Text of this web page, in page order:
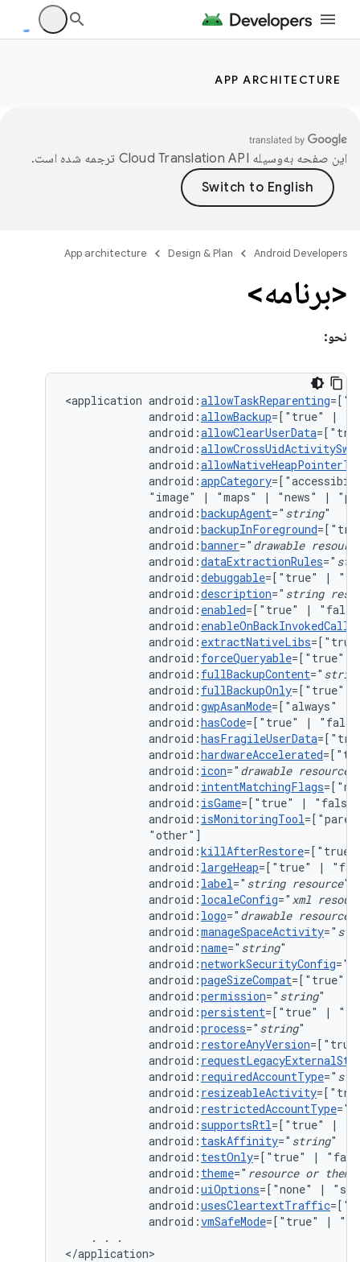
APP ARCHITECTURE
این صفحه به‌وسیله ترجمه شده است.
Android Developers
Design & Plan
App architecture
<برنامه>
نحو:
<application android:allowTaskReparenting
android:allowBackup=["true"
|
android:allowClearUserData
android:
android:
android:appCategory
"image"
| "maps" | "news" |
android:backupAgent=" string
android:backupInForeground
android:banner=" drawable
android:dataExtractionRules="
android:debuggable=["true"
|
android:description=" string
android: enabled=["true"
|
android:
android: extractNativeLibs
android: forceQueryable=["true"
android: fullBackupContent="
android: fullBackupOnly=["true"
android:gwpAsanMode=["always"
android:hasCode=["true"
|
android:hasFragileUserData
android:hardwareAccelerated
android: icon=" drawable resource
android: intentMatchingFlags
android: isGame=["true"
|
android: isMonitoringTool
android:killAfterRestore=["true"
android: largeHeap=["true"
|
android: label=" string resource
android: localeConfig=" xml
android: logo=" drawable resource
android:manageSpaceActivity="
android:name=" string
android:networkSecurityConfig="
android:pageSizeCompat=["true"
android:permission=" string
android:persistent=["true"
|
android:process=" string
android: restoreAnyVersion
android:
android: requiredAccountType="
android: resizeableActivity
android: restrictedAccountType="
android:supportsRtl=["true"
|
android: taskAffinity=" string
android: testOnly=["true"
|
android: theme=" resource or theme
android:uiOptions=["none"
|
android:usesCleartextTraffic
android:vmSafeMode=["true" |
.
.
.
</application>